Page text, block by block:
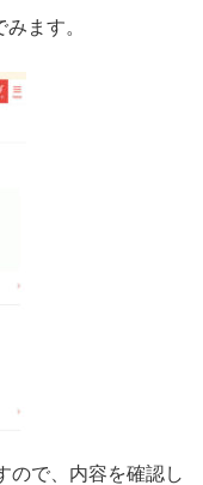
ます。
ので、内容を確認し